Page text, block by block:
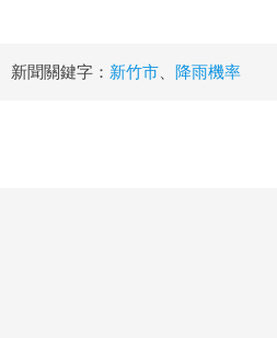
新聞關鍵字： 新竹市 降雨機率